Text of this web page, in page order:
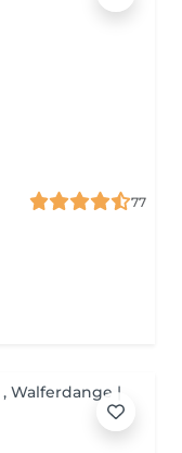
77